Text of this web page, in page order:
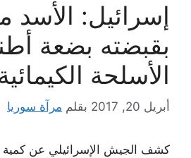
إسرائيل: الأسد
بقبضته بضعة
الأسلحة
أبريل 20, 2017 بقلم مرآة سوريا
كشف الجيش الإسرائيلي عن كمية